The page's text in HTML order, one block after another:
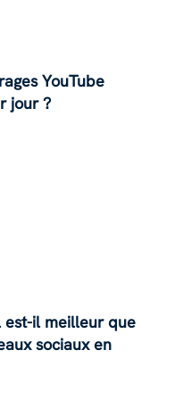
YouTube
jour ?
est-il meilleur que
sociaux en